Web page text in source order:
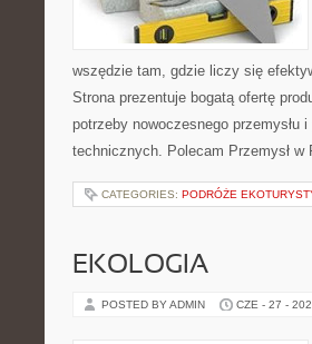
wszędzie tam, gdzie liczy się
Strona prezentuje bogatą ofertę
potrzeby nowoczesnego przemysłu
technicznych. Polecam Przemysł
CATEGORIES: PODRÓŻE
EKOLOGIA
POSTED BY ADMIN CZE - 27 -